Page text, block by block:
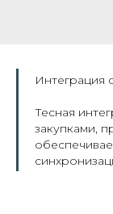
Интеграция
Тесная
закупками,